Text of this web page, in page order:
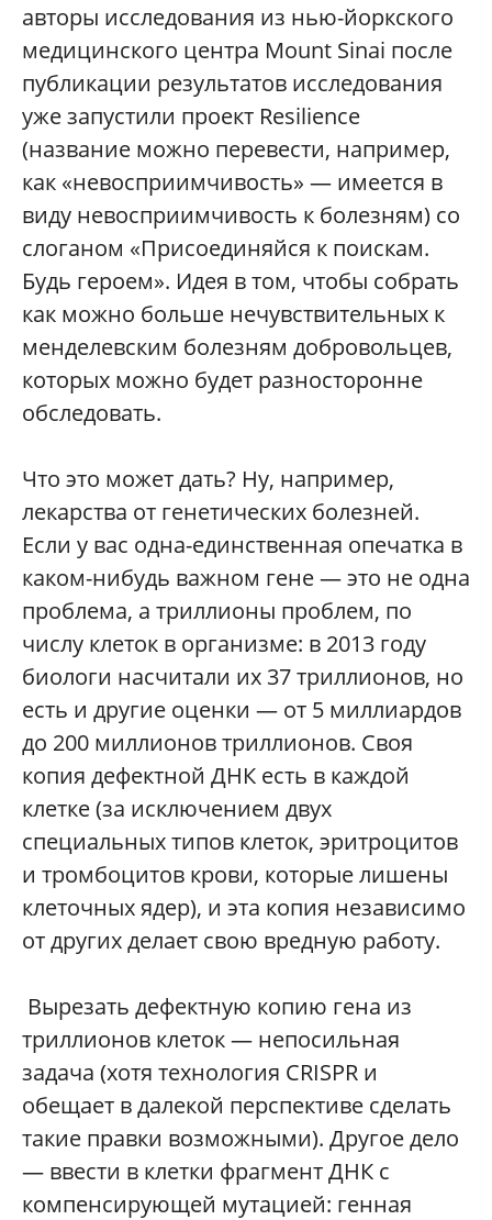
авторы исследования из нью-йоркского
медицинского центра Mount Sinai после
публикации результатов исследования
уже запустили проект Resilience
(название можно перевести, например,
как «невосприимчивость» — имеется в
виду невосприимчивость к болезням) со
слоганом «Присоединяйся к поискам.
Будь героем». Идея в том, чтобы собрать
как можно больше нечувствительных к
менделевским болезням добровольцев,
которых можно будет разносторонне
обследовать.
Что это может дать? Ну, например,
лекарства от генетических болезней.
Если у вас одна-единственная опечатка в
каком-нибудь важном гене — это не одна
проблема, а триллионы проблем, по
числу клеток в организме: в 2013 году
биологи насчитали их 37 триллионов, но
есть и другие оценки — от 5 миллиардов
до 200 миллионов триллионов. Своя
копия дефектной ДНК есть в каждой
клетке (за исключением двух
специальных типов клеток, эритроцитов
и тромбоцитов крови, которые лишены
клеточных ядер), и эта копия независимо
от других делает свою вредную работу.
Вырезать дефектную копию гена из
триллионов клеток — непосильная
задача (хотя технология CRISPR и
обещает в далекой перспективе сделать
такие правки возможными). Другое дело
— ввести в клетки фрагмент ДНК с
компенсирующей мутацией: генная